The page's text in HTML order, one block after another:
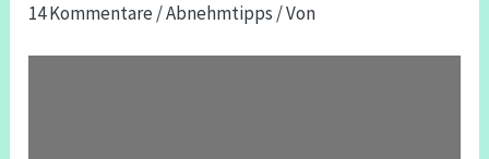
14 Kommentare /Abnehmtipps / Von